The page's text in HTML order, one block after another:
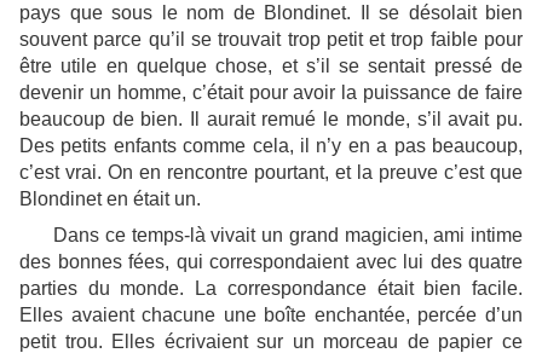
pays que sous le nom de Blondinet. Il se désolait bien
souvent parce qu’il se trouvait trop petit et trop faible pour
être utile en quelque chose, et s’il se sentait pressé de
devenir un homme, c’était pour avoir la puissance de faire
beaucoup de bien. Il aurait remué le monde, s’il avait pu.
Des petits enfants comme cela, il n’y en a pas beaucoup,
c’est vrai. On en rencontre pourtant, et la preuve c’est que
Blondinet en était un.
Dans ce temps-là vivait un grand magicien, ami intime
des bonnes fées, qui correspondaient avec lui des quatre
parties du monde. La correspondance était bien facile.
Elles avaient chacune une boîte enchantée, percée d’un
petit trou. Elles écrivaient sur un morceau de papier ce